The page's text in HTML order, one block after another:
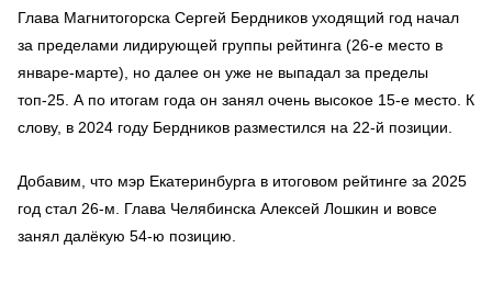
Глава Магнитогорска Сергей Бердников уходящий год начал
за пределами лидирующей группы рейтинга (26-е место в
январе-марте), но далее он уже не выпадал за пределы
топ-25. А по итогам года он занял очень высокое 15-е место. К
слову, в 2024 году Бердников разместился на 22-й позиции.
Добавим, что мэр Екатеринбурга в итоговом рейтинге за 2025
год стал 26-м. Глава Челябинска Алексей Лошкин и вовсе
занял далёкую 54-ю позицию.